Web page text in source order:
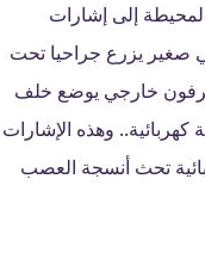
المحيطة إلى إشارات
صغير يزرع جراحيا تحت
خارجي يوضع خلف
وهذه الإشارات
تحث أنسجة العصب